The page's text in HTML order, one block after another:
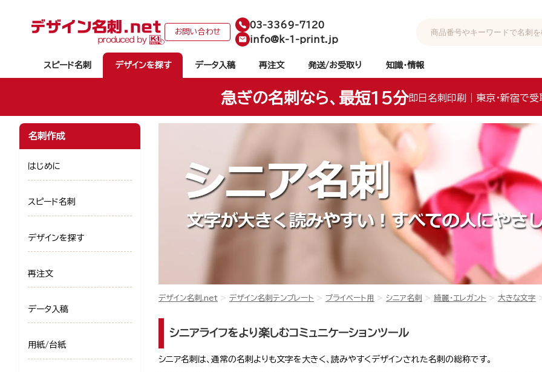
お問い合わせ
03-3369-7120
info@k-1-print.jp
スピード名刺 デザインを探す データ入稿 再注文 発送/お受取り 知識・情報
急ぎの名刺なら、最短15分即日名刺印刷｜東京・新宿で受
デザイン名刺.net デザイン名刺テンプレート プライベート用 シニア名刺 綺麗・エレガント 大きな文字
シニアライフをより楽しむコミュニケーションツール
シニア名刺は、通常の名刺よりも文字を大きく、読みやすくデザインされた名刺の総称です。
名刺作成
はじめに
スピード名刺
デザインを探す
再注文
データ入稿
用紙/台紙